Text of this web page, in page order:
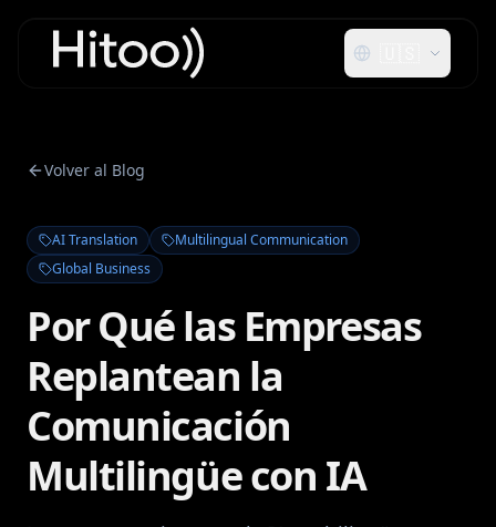
Volver al Blog
AI Translation
Multilingual Communication
Global Business
Por Qué las Empresas
Replantean la
Comunicación
Multilingüe con IA